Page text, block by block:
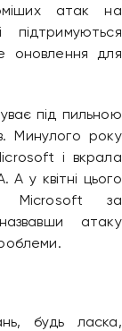
атак на
підтримуються
оновлення для
під пильною
Минулого року
і вкрала
у квітні цього
Microsoft за
атаку
будь ласка,